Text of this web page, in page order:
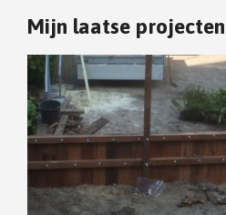
Mijn laatse projecten